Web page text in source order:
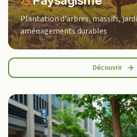
Plantation d'arbres, massifs,
aménagements durables
Découvrir